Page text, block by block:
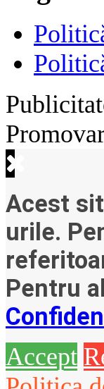
Acest
urile.
Pentru
Accept